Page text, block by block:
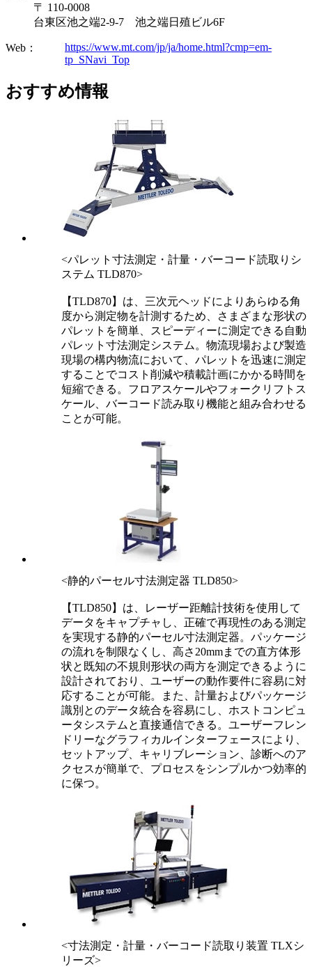
〒 110-0008
台東区池之端2-9-7 池之端日殖ビル6F
Web：
https://www.mt.com/jp/ja/home.html?cmp=em-
tp_SNavi_Top
おすすめ情報
<パレット寸法測定・計量・バーコード読取りシ
ステム TLD870>
【TLD870】は、三次元ヘッドによりあらゆる角
度から測定物を計測するため、さまざまな形状の
パレットを簡単、スピーディーに測定できる自動
パレット寸法測定システム。物流現場および製造
現場の構内物流において、パレットを迅速に測定
することでコスト削減や積載計画にかかる時間を
短縮できる。フロアスケールやフォークリフトス
ケール、バーコード読み取り機能と組み合わせる
ことが可能。
<静的パーセル寸法測定器 TLD850>
【TLD850】は、レーザー距離計技術を使用して
データをキャプチャし、正確で再現性のある測定
を実現する静的パーセル寸法測定器。パッケージ
の流れを制限なくし、高さ20mmまでの直方体形
状と既知の不規則形状の両方を測定できるように
設計されており、ユーザーの動作要件に容易に対
応することが可能。また、計量およびパッケージ
識別とのデータ統合を容易にし、ホストコンピュ
ータシステムと直接通信できる。ユーザーフレン
ドリーなグラフィカルインターフェースにより、
セットアップ、キャリブレーション、診断へのア
クセスが簡単で、プロセスをシンプルかつ効率的
に保つ。
<寸法測定・計量・バーコード読取り装置 TLXシ
リーズ>